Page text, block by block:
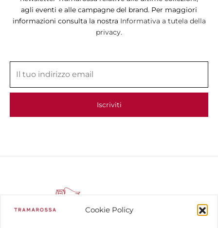
Cookie Policy
agli eventi e alle campagne del brand. Per maggiori
informazioni consulta la nostra Informativa a tutela della
privacy.